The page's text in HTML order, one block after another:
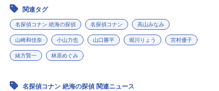
関連タグ
名探偵コナン 絶海の探偵 名探偵コナン 高山みなみ
山崎和佳奈 小山力也 山口勝平 堀川りょう 宮村優子
緒方賢一 林原めぐみ
名探偵コナン 絶海の探偵 関連ニュース